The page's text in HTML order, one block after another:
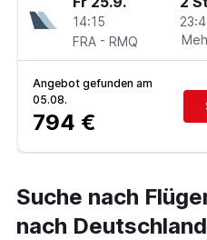
14:15
FRA - RMQ
Angebot gefunden am
05.08.
794 €
Suche nach
nach Deutschland